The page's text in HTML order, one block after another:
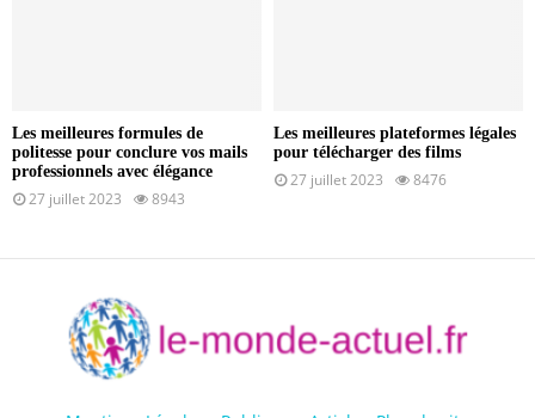
Les meilleures formules de
politesse pour conclure vos mails
professionnels avec élégance
27 juillet 2023 8943
Les meilleures plateformes légales
pour télécharger des films
27 juillet 2023 8476